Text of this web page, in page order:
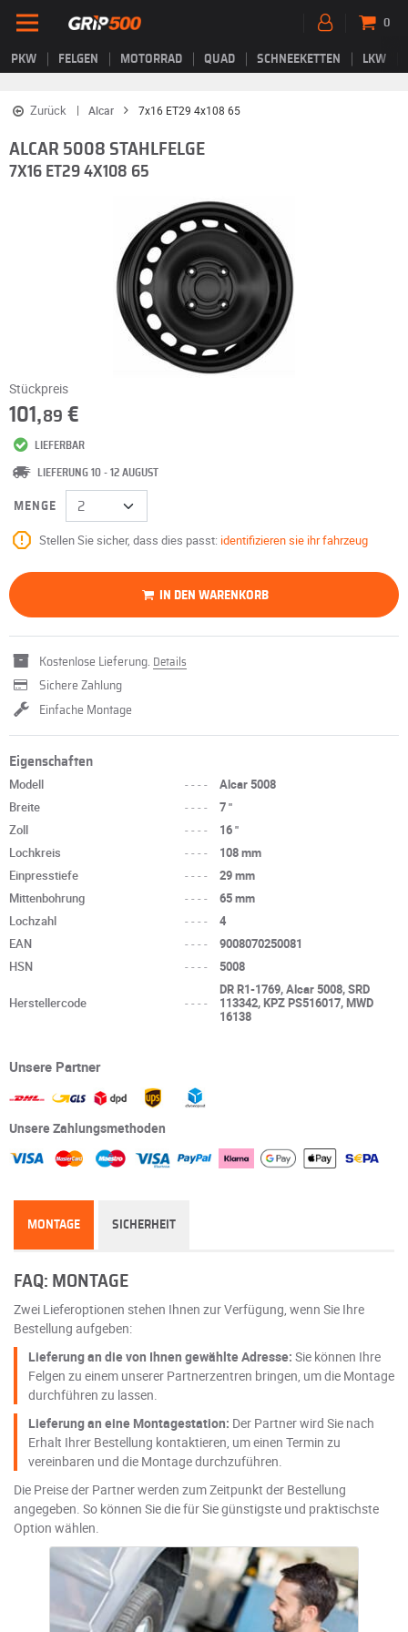
PKW FELGEN MOTORRAD QUAD SCHNEEKETTEN LKW
0
Zurück Alcar 7x16 ET29 4x108 65
ALCAR 5008 STAHLFELGE
7X16 ET29 4X108 65
Stückpreis
101,89 €
LIEFERBAR
LIEFERUNG 10 - 12 AUGUST
MENGE
Stellen Sie sicher, dass dies passt: identifizieren sie ihr fahrzeug
IN DEN WARENKORB
Kostenlose Lieferung. Details
Sichere Zahlung
Einfache Montage
Eigenschaften
Modell ----
Alcar 5008
Breite
----
7 "
Zoll
----
16 "
Lochkreis
----
108 mm
Einpresstiefe
----
29 mm
Mittenbohrung
----
65 mm
Lochzahl
----
4
EAN
----
9008070250081
HSN
---- 5008
Herstellercode ----
DR R1-1769, Alcar 5008, SRD
113342, KPZ PS516017, MWD
16138
Unsere Partner
Unsere Zahlungsmethoden
MONTAGE SICHERHEIT
FAQ: MONTAGE
Zwei Lieferoptionen stehen Ihnen zur Verfügung, wenn Sie Ihre
Bestellung aufgeben:
Lieferung an die von Ihnen gewählte Adresse: Sie können Ihre
Felgen zu einem unserer Partnerzentren bringen, um die Montage
durchführen zu lassen.
Lieferung an eine Montagestation: Der Partner wird Sie nach
Erhalt Ihrer Bestellung kontaktieren, um einen Termin zu
vereinbaren und die Montage durchzuführen.
Die Preise der Partner werden zum Zeitpunkt der Bestellung
angegeben. So können Sie die für Sie günstigste und praktischste
Option wählen.